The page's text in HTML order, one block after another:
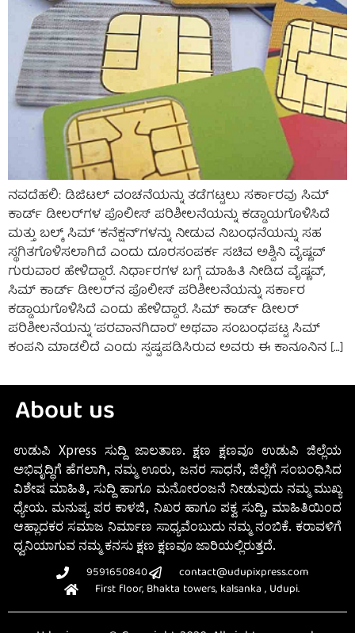
ನವದೆಹಲಿ: ಡಿಜಿಟಲ್ ವಂಚನೆಯನ್ನು ತಡೆಗಟ್ಟಲು ಸರ್ಕಾರವು ಸಿಮ್
ಕಾರ್ಡ್ ಡೀಲರ್‌ಗಳ ಪೊಲೀಸ್ ಪರಿಶೀಲನೆಯನ್ನು ಕಡ್ಡಾಯಗೊಳಿಸಿದೆ
ಮತ್ತು ಬಲ್ಕ್ ಸಿಮ್ ‘ಕನೆಕ್ಷನ್’ಗಳನ್ನು ನೀಡುವ ನಿಬಂಧನೆಯನ್ನು ಸಹ
ಸ್ಥಗಿತಗೊಳಿಸಲಾಗಿದೆ ಎಂದು ದೂರಸಂಪರ್ಕ ಸಚಿವ ಅಶ್ವಿನಿ ವೈಷ್ಣವ್
ಗುರುವಾರ ಹೇಳಿದ್ದಾರೆ. ನಿರ್ಧಾರಗಳ ಬಗ್ಗೆ ಮಾಹಿತಿ ನೀಡಿದ ವೈಷ್ಣವ್,
ಸಿಮ್ ಕಾರ್ಡ್ ಡೀಲರ್‌ನ ಪೊಲೀಸ್ ಪರಿಶೀಲನೆಯನ್ನು ಸರ್ಕಾರ
ಕಡ್ಡಾಯಗೊಳಿಸಿದೆ ಎಂದು ಹೇಳಿದ್ದಾರೆ. ಸಿಮ್ ಕಾರ್ಡ್ ಡೀಲರ್
ಪರಿಶೀಲನೆಯನ್ನು ‘ಪರವಾನಗಿದಾರ’ ಅಥವಾ ಸಂಬಂಧಪಟ್ಟ ಸಿಮ್
ಕಂಪನಿ ಮಾಡಲಿದೆ ಎಂದು ಸ್ಪಷ್ಟಪಡಿಸಿರುವ ಅವರು ಈ ಕಾನೂನಿನ […]
About us
ಉಡುಪಿ Xpress ಸುದ್ದಿ ಜಾಲತಾಣ. ಕ್ಷಣ ಕ್ಷಣವೂ ಉಡುಪಿ ಜಿಲ್ಲೆಯ
ಅಭಿವೃದ್ಧಿಗೆ ಹೆಗಲಾಗಿ, ನಮ್ಮ ಊರು, ಜನರ ಸಾಧನೆ, ಜಿಲ್ಲೆಗೆ ಸಂಬಂಧಿಸಿದ
ವಿಶೇಷ ಮಾಹಿತಿ, ಸುದ್ದಿ ಹಾಗೂ ಮನೋರಂಜನೆ ನೀಡುವುದು ನಮ್ಮ ಮುಖ್ಯ
ಧ್ಯೇಯ. ಮನುಷ್ಯ ಪರ ಕಾಳಜಿ, ನಿಖರ ಹಾಗೂ ಪಕ್ವ ಸುದ್ದಿ, ಮಾಹಿತಿಯಿಂದ
ಆಹ್ಲಾದಕರ ಸಮಾಜ ನಿರ್ಮಾಣ ಸಾಧ್ಯವೆಂಬುದು ನಮ್ಮ ನಂಬಿಕೆ. ಕರಾವಳಿಗೆ
ಧ್ವನಿಯಾಗುವ ನಮ್ಮ ಕನಸು ಕ್ಷಣ ಕ್ಷಣವೂ ಜಾರಿಯಲ್ಲಿರುತ್ತದೆ.
9591650840
contact@udupixpress.com
First floor, Bhakta towers, kalsanka , Udupi.